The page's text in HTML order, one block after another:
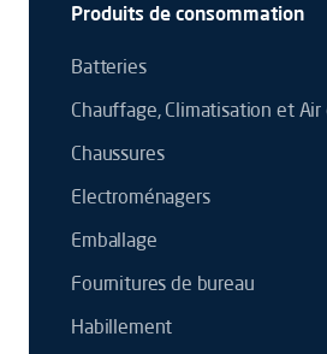
Produits de consommation
Batteries
Chauffage, Climatisation et
Chaussures
Electroménagers
Emballage
Fournitures de bureau
Habillement